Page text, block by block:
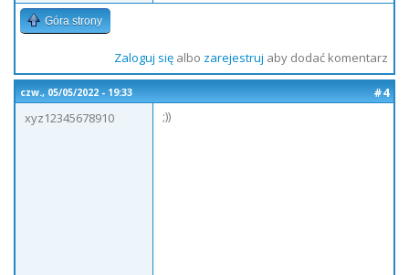
Góra strony
Zaloguj sięalbo zarejestruj aby dodać komentarz
czw., 05/05/2022 - 19:33
#4
xyz12345678910
;))